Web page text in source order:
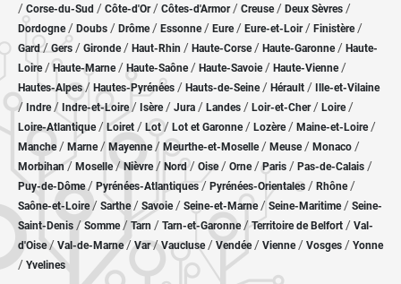
/ Corse-du-Sud / Côte-d'Or / Côtes-d'Armor/ Creuse/ Deux Sèvres /
Dordogne/ Doubs / Drôme/ Essonne / Eure/ Eure-et-Loir / Finistère/
Gard/ Gers / Gironde/ Haut-Rhin / Haute-Corse/ Haute-Garonne/ Haute-
Loire/Haute-Marne/ Haute-Saône/ Haute-Savoie/ Haute-Vienne/
Hautes-Alpes/ Hautes-Pyrénées / Hauts-de-Seine/ Hérault / Ille-et-Vilaine
/ Indre/ Indre-et-Loire/ Isère/ Jura / Landes / Loir-et-Cher/ Loire/
Loire-Atlantique/ Loiret / Lot/ Lot et Garonne/ Lozère / Maine-et-Loire/
Manche/ Marne/ Mayenne/ Meurthe-et-Moselle/ Meuse/ Monaco /
Morbihan/ Moselle/ Nièvre / Nord/ Oise / Orne/Paris / Pas-de-Calais /
Puy-de-Dôme/ Pyrénées-Atlantiques / Pyrénées-Orientales / Rhône/
Saône-et-Loire/ Sarthe/ Savoie/ Seine-et-Marne/ Seine-Maritime/ Seine-
Saint-Denis /Somme/ Tarn / Tarn-et-Garonne/Territoire de Belfort / Val-
d'Oise/ Val-de-Marne/Var/Vaucluse/ Vendée/ Vienne/ Vosges / Yonne
/ Yvelines